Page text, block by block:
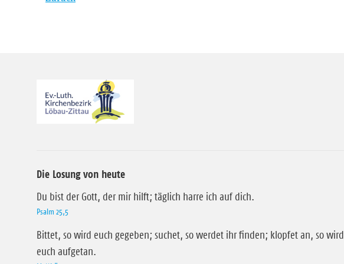
Die Losung von heute
Du bist der Gott, der mir hilft; täglich harre ich auf dich.
Psalm 25,5
Bittet, so wird euch gegeben; suchet, so werdet ihr finden; klopfet an, so wird
euch aufgetan.